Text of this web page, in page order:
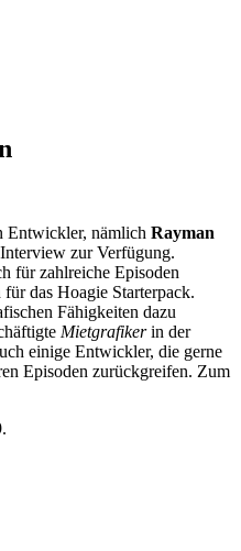
Entwickler, nämlich Rayman
zur Verfügung.
für zahlreiche Episoden
das Hoagie Starterpack.
Fähigkeiten dazu
Mietgrafikerin der
einige Entwickler, die gerne
Episoden zurückgreifen. Zum
.